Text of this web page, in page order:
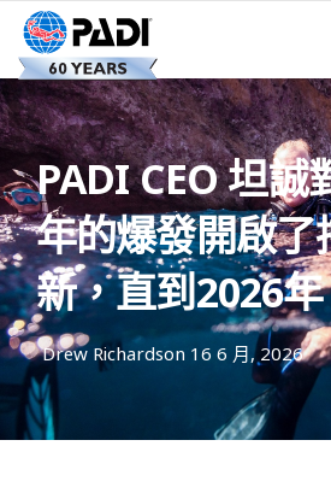
PADI CEO 坦誠
年的爆發開啟了
新，直到2026
Drew Richardson 16 6 月, 2026